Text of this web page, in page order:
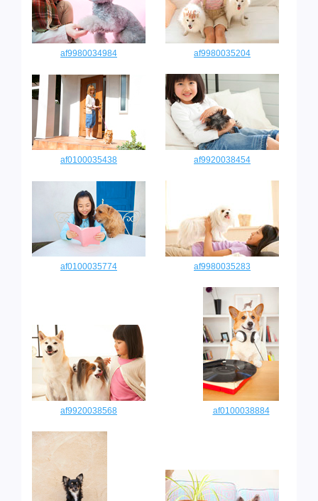
af9980034984 af9980035204
af0100035438 af9920038454
af0100035774 af9980035283
af9920038568 af0100038884